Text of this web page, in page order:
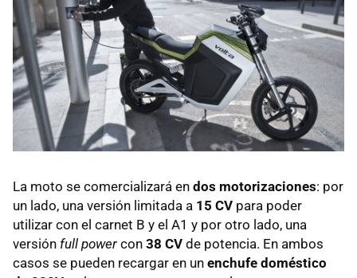
La moto se comercializará en dos motorizaciones: por
un lado, una versión limitada a 15 CV para poder
utilizar con el carnet B y el A1 y por otro lado, una
versión full power con 38 CV de potencia. En ambos
casos se pueden recargar en un enchufe doméstico